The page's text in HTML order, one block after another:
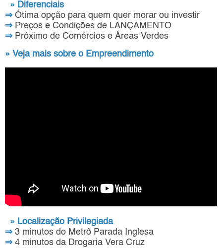
» Diferenciais
⇒ Ótima opção para quem quer morar ou investir
⇒ Preços e Condições de LANÇAMENTO
⇒ Próximo de Comércios e Áreas Verdes
» Veja mais sobre o Empreendimento
» Localização Privilegiada
⇒ 3 minutos do Metrô Parada Inglesa
⇒ 4 minutos da Drogaria Vera Cruz